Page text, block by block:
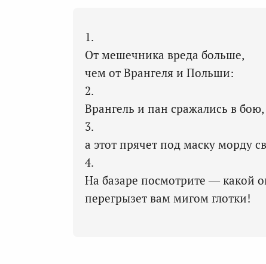
1.
От мешечника вреда больше,
чем от Врангеля и Польши:
2.
Врангель и пан сражались в бою,
3.
а этот прячет под маску морду
4.
На базаре посмотрите — какой
перегрызет вам мигом глотки!